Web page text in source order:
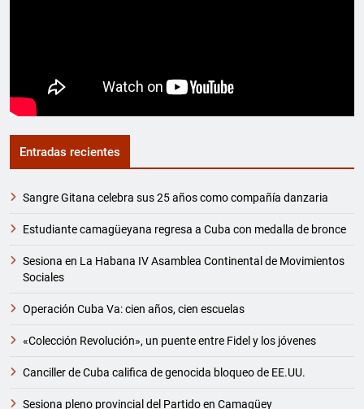
Entradas recientes
Sangre Gitana celebra sus 25 años como compañía danzaria
Estudiante camagüeyana regresa a Cuba con medalla de bronce
Sesiona en La Habana IV Asamblea Continental de Movimientos
Sociales
Operación Cuba Va: cien años, cien escuelas
«Colección Revolución», un puente entre Fidel y los jóvenes
Canciller de Cuba califica de genocida bloqueo de EE.UU.
Sesiona pleno provincial del Partido en Camagüey